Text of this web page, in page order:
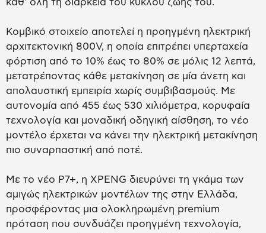
καθ' όλη τη διάρκεια του κύκλου ζωής του.
Κομβικό στοιχείο αποτελεί η προηγμένη ηλεκτρική
αρχιτεκτονική 800V, η οποία επιτρέπει υπερταχεία
φόρτιση από το 10% έως το 80% σε μόλις 12 λεπτά,
μετατρέποντας κάθε μετακίνηση σε μία άνετη και
απολαυστική εμπειρία χωρίς συμβιβασμούς. Με
αυτονομία από 455 έως 530 χιλιόμετρα, κορυφαία
τεχνολογία και μοναδική οδηγική αίσθηση, το νέο
μοντέλο έρχεται να κάνει την ηλεκτρική μετακίνηση
πιο συναρπαστική από ποτέ.
Με το νέο P7+, η XPENG διευρύνει τη γκάμα των
αμιγώς ηλεκτρικών μοντέλων της στην Ελλάδα,
προσφέροντας μια ολοκληρωμένη premium
πρόταση που συνδυάζει προηγμένη τεχνολογία,